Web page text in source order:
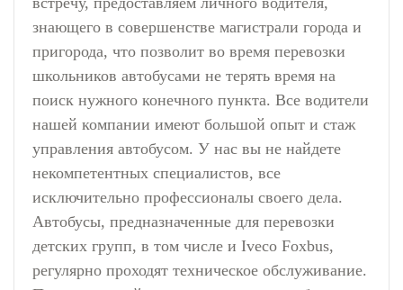
знающего в совершенстве магистрали города и
пригорода, что позволит во время перевозки
школьников автобусами не терять время на
поиск нужного конечного пункта. Все водители
нашей компании имеют большой опыт и стаж
управления автобусом. У нас вы не найдете
некомпетентных специалистов, все
исключительно профессионалы своего дела.
Автобусы, предназначенные для перевозки
детских групп, в том числе и Iveco Foxbus,
регулярно проходят техническое обслуживание.